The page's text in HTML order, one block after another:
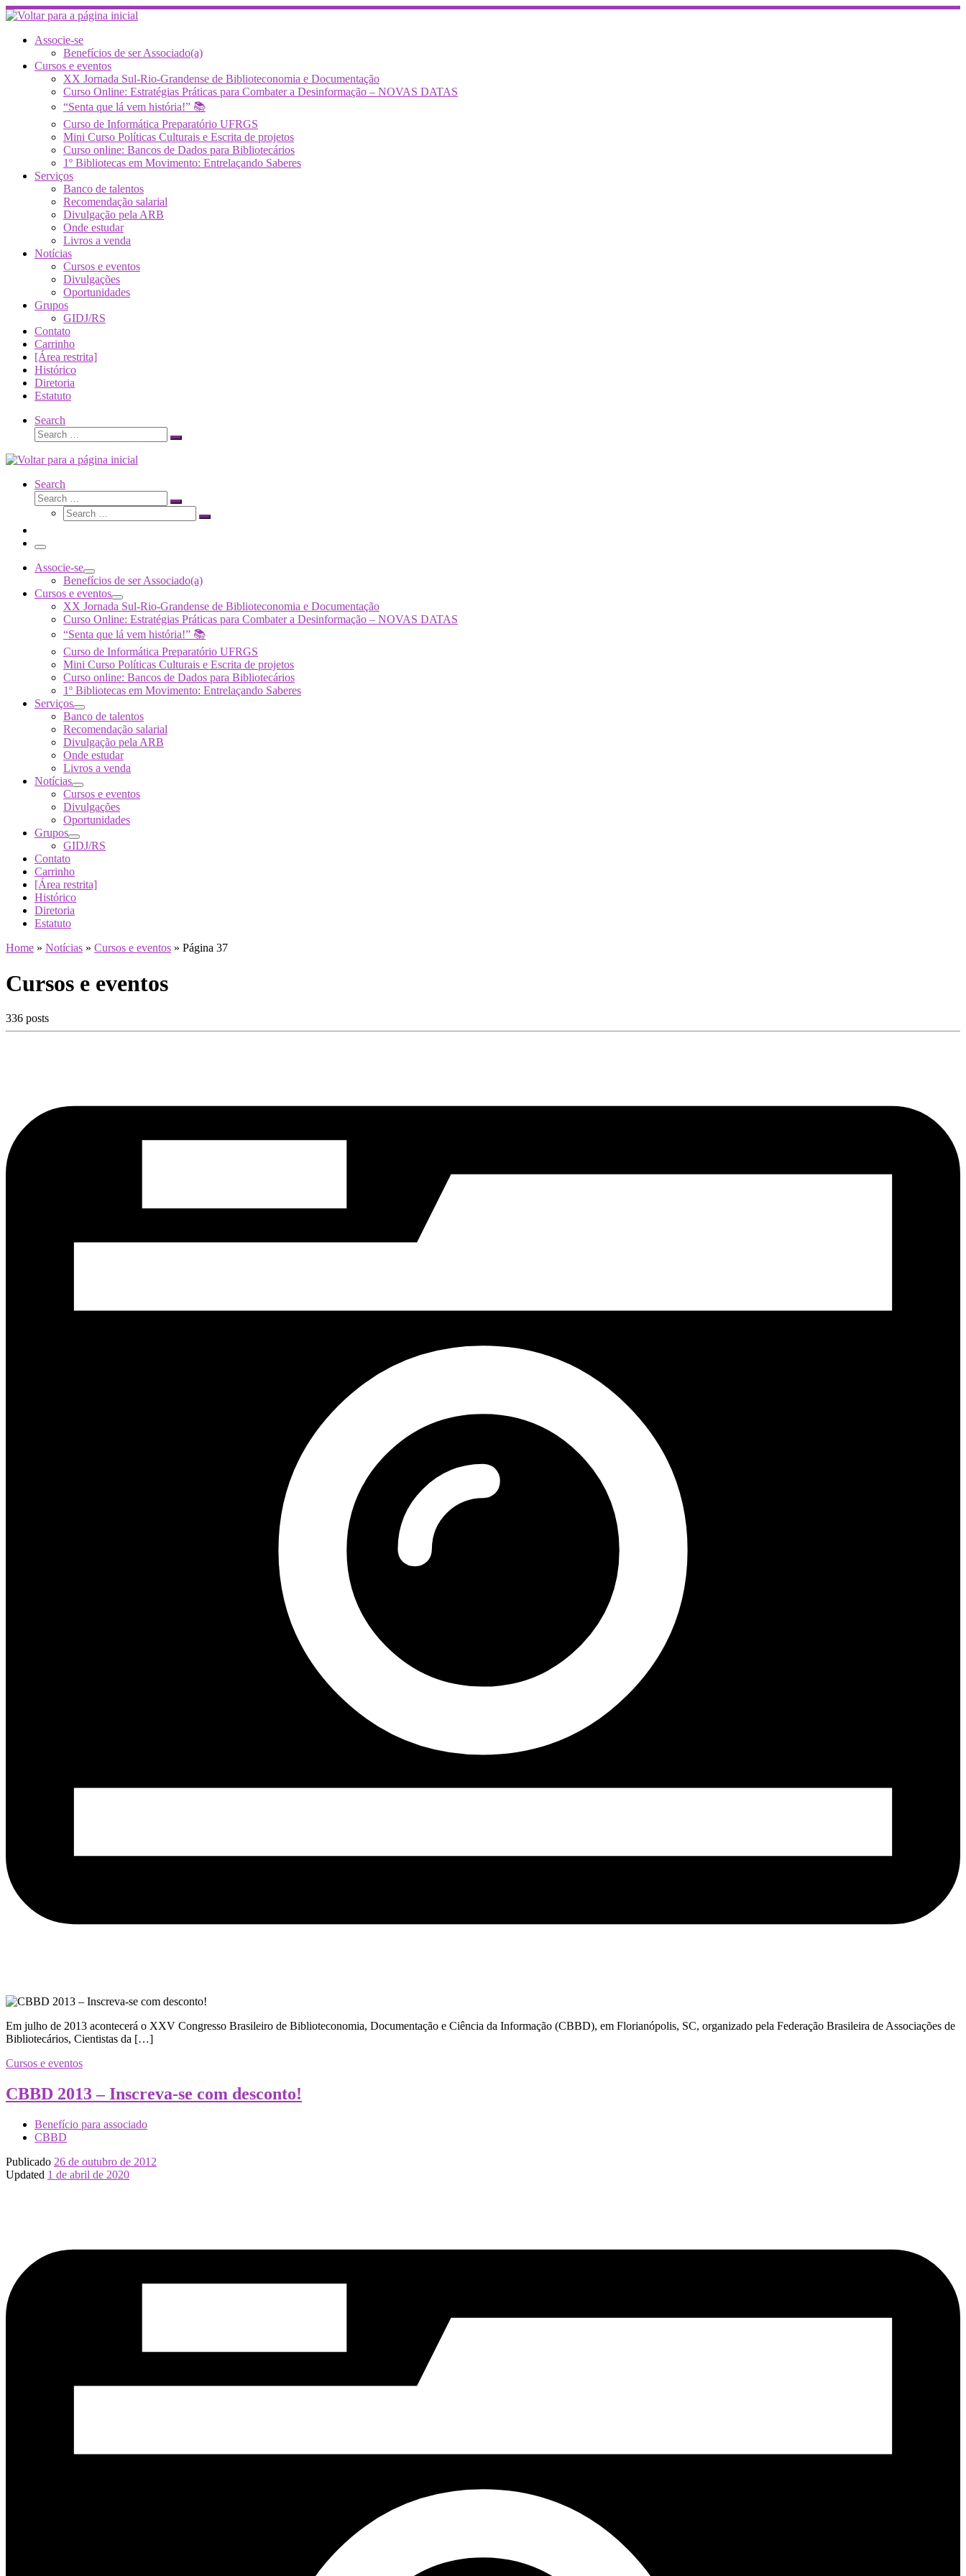
Skip
to
contentAssocie-se
Benefícios de ser Associado(a)
Cursos e eventos
XX Jornada Sul-Rio-Grandense de Biblioteconomia e Documentação
Curso Online: Estratégias Práticas para Combater a Desinformação – NOVAS DATAS
“Senta que lá vem história!” 📚
Curso de Informática Preparatório UFRGS
Mini Curso Políticas Culturais e Escrita de projetos
Curso online: Bancos de Dados para Bibliotecários
1º Bibliotecas em Movimento: Entrelaçando Saberes
Serviços
Banco de talentos
Recomendação salarial
Divulgação pela ARB
Onde estudar
Livros a venda
Notícias
Cursos e eventos
Divulgações
Oportunidades
Grupos
GIDJ/RS
Contato
Carrinho
[Área restrita]
Histórico
Diretoria
Estatuto
Search
Search
Search
Search
Search
Search
Search
Search
Menu
Associe-se
Benefícios de ser Associado(a)
Cursos e eventos
XX Jornada Sul-Rio-Grandense de Biblioteconomia e Documentação
Curso Online: Estratégias Práticas para Combater a Desinformação – NOVAS DATAS
“Senta que lá vem história!” 📚
Curso de Informática Preparatório UFRGS
Mini Curso Políticas Culturais e Escrita de projetos
Curso online: Bancos de Dados para Bibliotecários
1º Bibliotecas em Movimento: Entrelaçando Saberes
Serviços
Banco de talentos
Recomendação salarial
Divulgação pela ARB
Onde estudar
Livros a venda
Notícias
Cursos e eventos
Divulgações
Oportunidades
Grupos
GIDJ/RS
Contato
Carrinho
[Área restrita]
Histórico
Diretoria
Estatuto
Home » Notícias » Cursos e eventos » Página 37
Cursos e eventos
336 posts
Em julho de 2013 acontecerá o XXV Congresso Brasileiro de Biblioteconomia, Documentação e Ciência da Informação (CBBD), em Florianópolis, SC, organizado pela Federação Brasileira de Associações de
Bibliotecários, Cientistas da […]
Cursos e eventos
CBBD 2013 – Inscreva-se com desconto!
Benefício para associado
CBBD
Publicado 26 de outubro de 2012
Updated 1 de abril de 2020